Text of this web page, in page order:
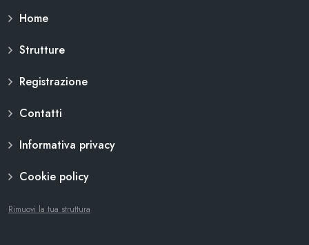
Home
Strutture
Registrazione
Contatti
Informativa privacy
Cookie policy
Rimuovi la tua struttura